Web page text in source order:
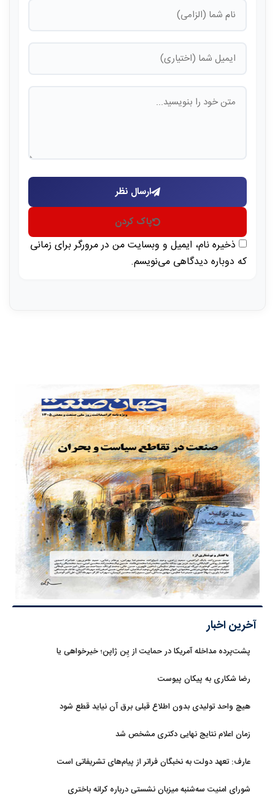
ارسال نظر
پاک کردن
ذخیره نام، ایمیل و وبسایت من در مرورگر برای زمانی
که دوباره دیدگاهی می‌نویسم.
آخرین اخبار
پشت‌پرده مداخله آمریکا در حمایت از یِن ژاپن؛ خیرخواهی یا
رضا شکاری به پیکان پیوست
هیچ واحد تولیدی بدون اطلاع قبلی برق آن نیاید قطع شود
زمان اعلام نتایج نهایی دکتری مشخص شد
عارف: تعهد دولت به نخبگان فراتر از پیام‎‌های تشریفاتی است
شورای امنیت سه‌شنبه میزبان نشستی درباره کرانه باختری